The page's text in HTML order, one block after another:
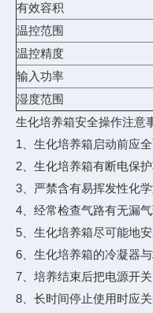
有效容积
温控范围
温控精度
输入功率
湿度范围
生化培养箱安全操作注意
1、生化培养箱启动前应
2、生化培养箱有断电保
3、严禁含有易挥发性化
4、经常检查气路有无漏气
5、生化培养箱尽可能地
6、生化培养箱的冷凝器
7、培养结束后把电源开
8、长时间停止使用时应